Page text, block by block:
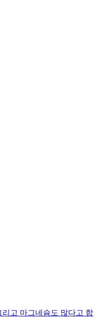
고 마그네슘도 많다고 합